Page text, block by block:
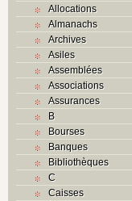
Allocations
Almanachs
Archives
Asiles
Assemblées
Associations
Assurances
B
Bourses
Banques
Bibliothèques
C
Caisses